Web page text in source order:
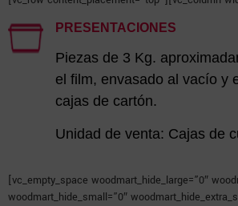
PRESENTACIONES
Piezas de 3 Kg.
el film, envasado al vacío y
cajas de cartón.
Unidad de venta: Cajas de
[vc_empty_space woodmart_hide_large=”0″
woodmart_hide_small=”0″